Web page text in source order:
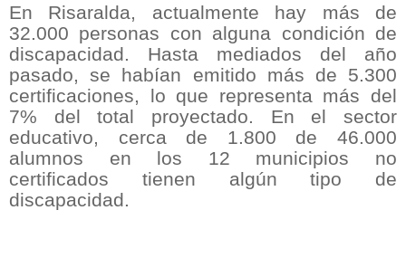
En Risaralda, actualmente hay más de
32.000 personas con alguna condición de
discapacidad. Hasta mediados del año
pasado, se habían emitido más de 5.300
certificaciones, lo que representa más del
7% del total proyectado. En el sector
educativo, cerca de 1.800 de 46.000
alumnos en los 12 municipios no
certificados tienen algún tipo de
discapacidad.